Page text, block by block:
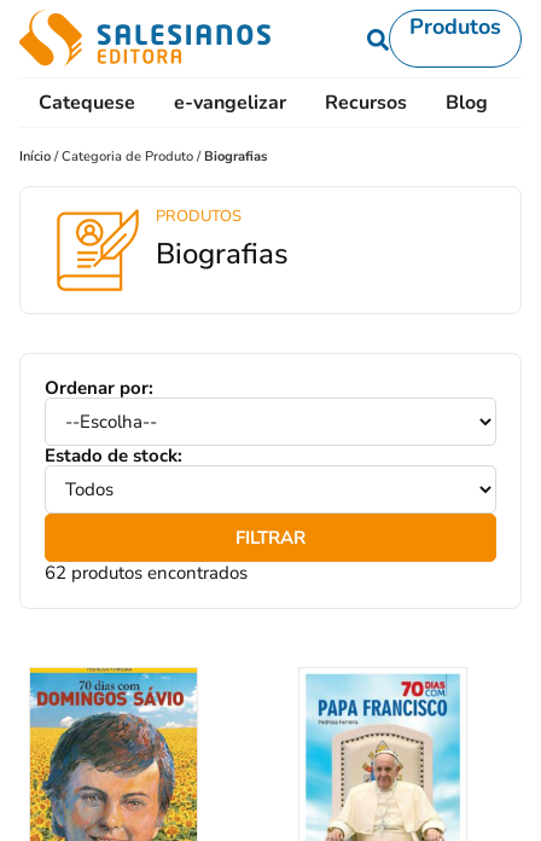
Produtos
Catequese e-vangelizar Recursos Blog
Início /Categoria de Produto /Biografias
PRODUTOS
Biografias
Ordenar por:
Estado de stock:
FILTRAR
62 produtos encontrados